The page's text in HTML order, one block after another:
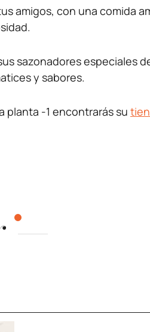
amigos, con una comida
sazonadores especiales
y sabores.
planta -1 encontrarás su